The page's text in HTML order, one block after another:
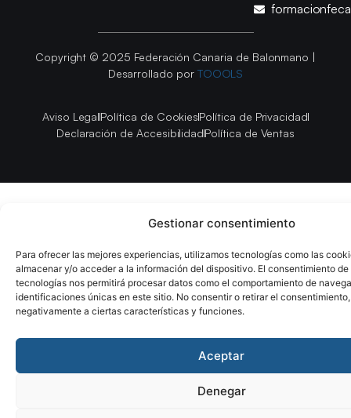
Gestionar consentimiento
Para ofrecer las mejores experiencias, utilizamos tecnologías como las
almacenar y/o acceder a la información del dispositivo. El consentimiento de
tecnologías nos permitirá procesar datos como el comportamiento de
identificaciones únicas en este sitio. No consentir o retirar el
negativamente a ciertas características y funciones.
Aceptar
Denegar
Copyright © 2025 Federación Canaria de Balonmano |
Desarrollado por TOOOLS
Aviso LegalPolítica de CookiesPolítica de Privacidad
Declaración de AccesibilidadPolítica de Ventas